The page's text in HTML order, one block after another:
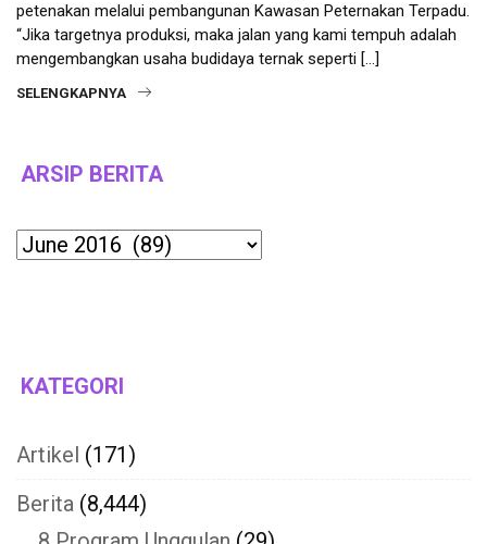
petenakan melalui pembangunan Kawasan Peternakan Terpadu.
“Jika targetnya produksi, maka jalan yang kami tempuh adalah
mengembangkan usaha budidaya ternak seperti […]
SELENGKAPNYA
ARSIP BERITA
Archives
KATEGORI
Artikel (171)
Berita (8,444)